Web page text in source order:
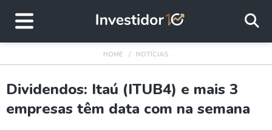
HOME NOTÍCIAS
Dividendos: Itaú (ITUB4) e mais 3
empresas têm data com na semana